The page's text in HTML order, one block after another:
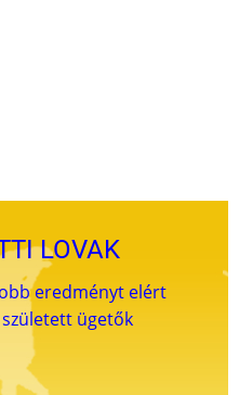
LOVAK
eredményt elért
ügetők